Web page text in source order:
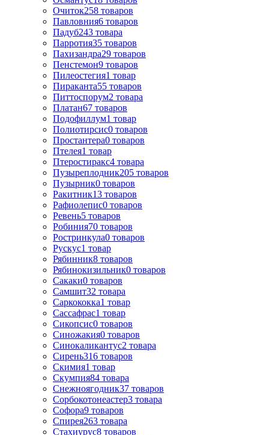
Очиток258 товаров
Павловния6 товаров
Падуб243 товара
Парротия35 товаров
Пахизандра29 товаров
Пенстемон9 товаров
Пилеостегия1 товар
Пираканта55 товаров
Питтоспорум2 товара
Платан67 товаров
Подофиллум1 товар
Полиотирсис0 товаров
Простантера0 товаров
Птелея1 товар
Птеростиракс4 товара
Пузыреплодник205 товаров
Пузырник0 товаров
Ракитник13 товаров
Рафиолепис0 товаров
Ревень5 товаров
Робиния70 товаров
Ростринкула0 товаров
Рускус1 товар
Рябинник8 товаров
Рябинокизильник0 товаров
Сакаки0 товаров
Самшит32 товара
Саркококка1 товар
Сассафрас1 товар
Сикопсис0 товаров
Синожакия0 товаров
Синокаликантус2 товара
Сирень316 товаров
Скимия1 товар
Скумпия84 товара
Снежноягодник37 товаров
Сорбокотонеастер3 товара
Софора9 товаров
Спирея263 товара
Стахиурус8 товаров